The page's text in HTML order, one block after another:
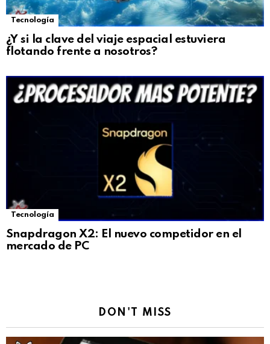
Tecnología
¿Y si la clave del viaje espacial estuviera
flotando frente a nosotros?
Tecnología
Snapdragon X2: El nuevo competidor en el
mercado de PC
DON'T MISS